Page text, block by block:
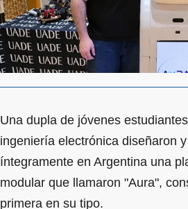
Una dupla de jóvenes
ingeniería electrónica diseñaron
íntegramente en Argentina una
modular que llamaron "Aura",
primera en su tipo.